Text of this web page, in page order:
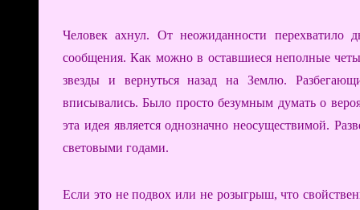
Человек ахнул. От неожиданности перехватило
сообщения. Как можно в оставшиеся неполные
звезды и вернуться назад на Землю.
вписывались. Было просто безумным думать о
эта идея является однозначно неосуществимой.
световыми годами.
Если это не подвох или не розыгрыш, что